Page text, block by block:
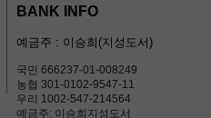
BANK INFO
예금주 : 이승희(지성도서)
국민 666237-01-008249
농협 301-0102-9547-11
우리 1002-547-214564
예금주: 이승희지성도서